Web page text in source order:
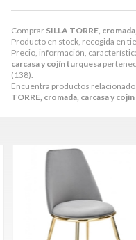
Comprar SILLA TORRE,
Producto en stock, recogida en
Precio, información,
carcasa y cojín turquesa
(138).
Encuentra productos
TORRE, cromada, carcasa y